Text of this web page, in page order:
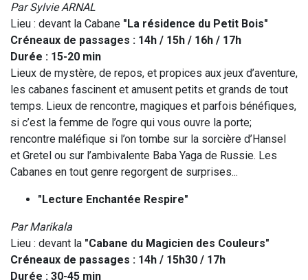
Par Sylvie ARNAL
Lieu : devant la Cabane "La résidence du Petit Bois"
Créneaux de passages : 14h / 15h / 16h / 17h
Durée : 15-20 min
Lieux de mystère, de repos, et propices aux jeux d’aventure,
les cabanes fascinent et amusent petits et grands de tout
temps. Lieux de rencontre, magiques et parfois bénéfiques,
si c’est la femme de l’ogre qui vous ouvre la porte;
rencontre maléfique si l’on tombe sur la sorcière d’Hansel
et Gretel ou sur l’ambivalente Baba Yaga de Russie. Les
Cabanes en tout genre regorgent de surprises...
"Lecture Enchantée Respire"
Par Marikala
Lieu : devant la "Cabane du Magicien des Couleurs"
Créneaux de passages : 14h / 15h30 / 17h
Durée : 30-45 min